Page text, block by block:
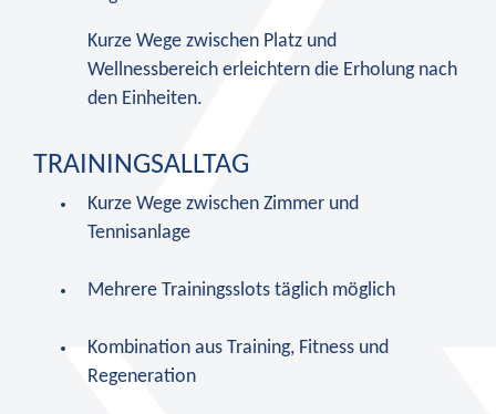
Kurze Wege zwischen Platz und
Wellnessbereich erleichtern die Erholung nach
den Einheiten.
TRAININGSALLTAG
Kurze Wege zwischen Zimmer und
Tennisanlage
Mehrere Trainingsslots täglich möglich
Kombination aus Training, Fitness und
Regeneration